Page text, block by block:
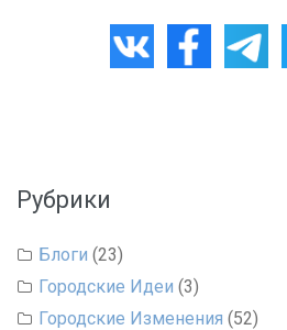
Рубрики
Блоги (23)
Городские Идеи (3)
Городские Изменения (52)